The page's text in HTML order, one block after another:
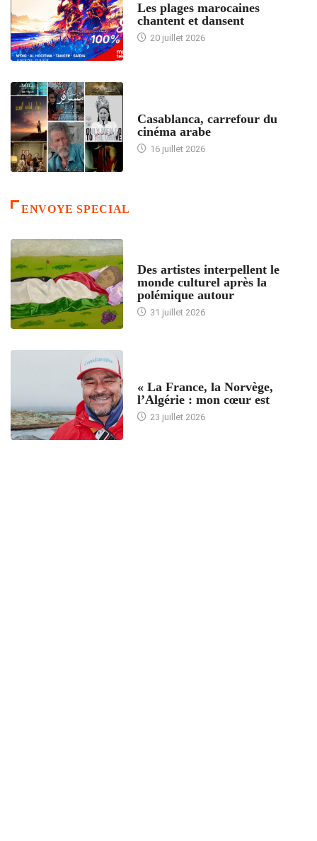
Les plages marocaines
chantent et dansent
20 juillet 2026
Casablanca, carrefour du
cinéma arabe
16 juillet 2026
ENVOYE SPECIAL
Des artistes interpellent le
monde culturel après la
polémique autour
31 juillet 2026
« La France, la Norvège,
l’Algérie : mon cœur est
23 juillet 2026